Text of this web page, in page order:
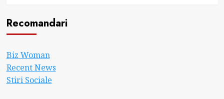
Recomandari
Biz Woman
Recent News
Stiri Sociale